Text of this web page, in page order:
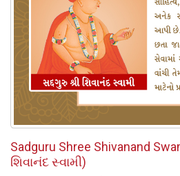
Sadguru Shree Shivanand
શિવાનંદ સ્વામી)